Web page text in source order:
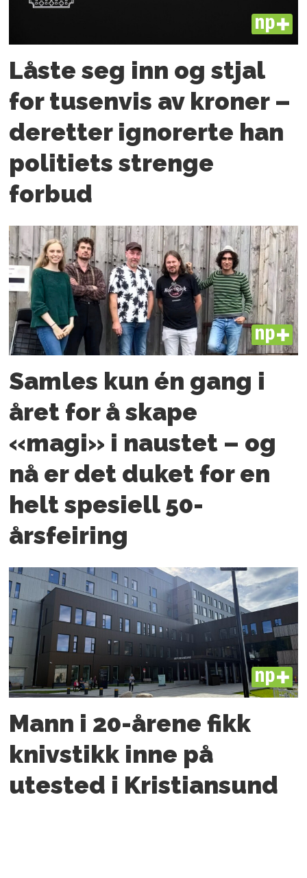
PLUS
Låste seg inn og stjal
for tusenvis av kroner –
deretter ignorerte han
politiets strenge
forbud
PLUS
Samles kun én gang i
året for å skape
«magi» i naustet – og
nå er det duket for en
helt spesiell 50-
årsfeiring
PLUS
Mann i 20-årene fikk
knivstikk inne på
utested i Kristiansund